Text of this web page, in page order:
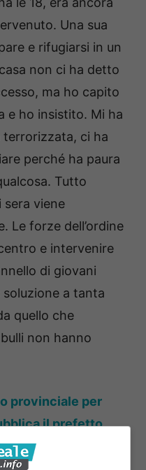
Una sua
e rifugiarsi in un
non ci ha detto
ma ho capito
e ho insistito. Mi ha
ci ha
perché ha paura
Tutto
sera viene
Le forze dell’ordine
e intervenire
di giovani
soluzione a tanta
quello che
non hanno
provinciale per
il prefetto
l’intenzione di